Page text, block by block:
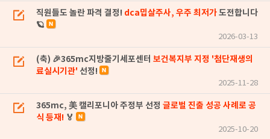
직원들도 놀란 파격 결정! dca밉살주사, 우주 최저가도전합니다
🪐
2026-03-13
(축) 🎉365mc지방줄기세포센터 보건복지부 지정 '첨단재생의
료실시기관' 선정!
2025-11-28
365mc, 美 캘리포니아 주정부 선정 글로벌 진출 성공 사례로 공
식 등재! 🏅
2025-10-20